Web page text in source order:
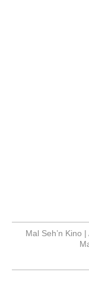
Mal Seh’n Kino